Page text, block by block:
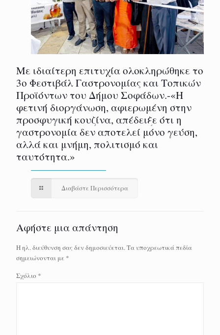
Με ιδιαίτερη επιτυχία ολοκληρώθηκε το
3ο Φεστιβάλ Γαστρονομίας και Τοπικών
Προϊόντων του Δήμου Σοφάδων.-«Η
φετινή διοργάνωση, αφιερωμένη στην
προσφυγική κουζίνα, απέδειξε ότι η
γαστρονομία δεν αποτελεί μόνο γεύση,
αλλά και μνήμη, πολιτισμό και
ταυτότητα.»
Διαβάστε Περισσότερα
Αφήστε μια απάντηση
Η ηλ. διεύθυνση σας δεν δημοσιεύεται.Τα υποχρεωτικά πεδία
σημειώνονται με *
Σχόλιο *